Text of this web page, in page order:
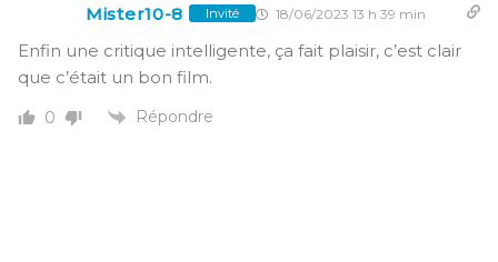
Mister10-8 Invité 18/06/2023 13 h 39 min
Enfin une critique intelligente, ça fait plaisir, c’est clair
que c’était un bon film.
0 Répondre